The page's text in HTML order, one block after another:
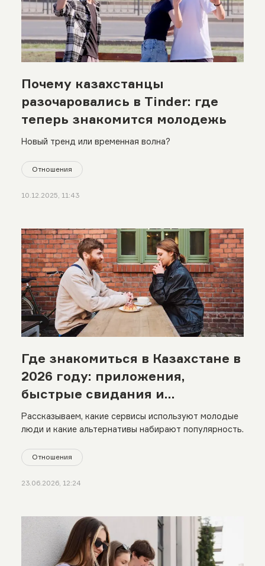
Почему казахстанцы
разочаровались в Tinder: где
теперь знакомится молодежь
Новый тренд или временная волна?
Отношения
10.12.2025, 11:43
Где знакомиться в Казахстане в
2026 году: приложения,
быстрые свидания и
сообщества по интересам
Рассказываем, какие сервисы используют молодые
люди и какие альтернативы набирают популярность.
Отношения
23.06.2026, 12:24